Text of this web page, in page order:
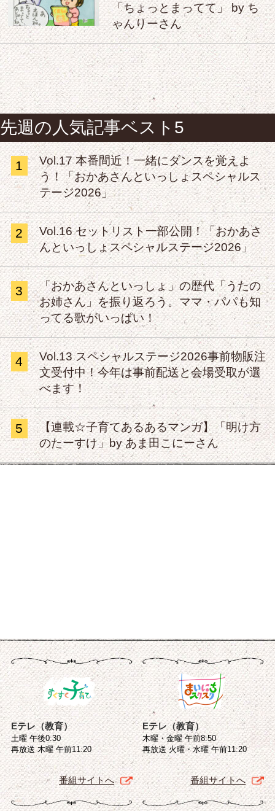
「ちょっとまってて」 by ち
ゃんりーさん
先週の人気記事ベスト5
1
Vol.17 本番間近！一緒にダンスを覚えよ
う！「おかあさんといっしょスペシャルス
テージ2026」
2
Vol.16 セットリスト一部公開！「おかあさ
んといっしょスペシャルステージ2026」
3
「おかあさんといっしょ」の歴代「うたの
お姉さん」を振り返ろう。ママ・パパも知
ってる歌がいっぱい！
4
Vol.13 スペシャルステージ2026事前物販注
文受付中！今年は事前配送と会場受取が選
べます！
5
【連載☆子育てあるあるマンガ】「明け方
のたーすけ」by あま田こにーさん
Eテレ（教育）
土曜 午後0:30
再放送 木曜 午前11:20
番組サイトへ
Eテレ（教育）
木曜・金曜 午前8:50
再放送 火曜・水曜 午前11:20
番組サイトへ